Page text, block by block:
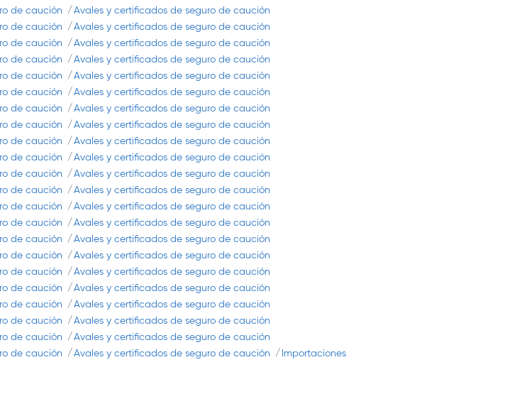
de caución
Avales y certificados de seguro de caución
de caución
Avales y certificados de seguro de caución
de caución
Avales y certificados de seguro de caución
de caución
Avales y certificados de seguro de caución
de caución
Avales y certificados de seguro de caución
de caución
Avales y certificados de seguro de caución
de caución
Avales y certificados de seguro de caución
de caución
Avales y certificados de seguro de caución
de caución
Avales y certificados de seguro de caución
de caución
Avales y certificados de seguro de caución
de caución
Avales y certificados de seguro de caución
de caución
Avales y certificados de seguro de caución
de caución
Avales y certificados de seguro de caución
de caución
Avales y certificados de seguro de caución
de caución
Avales y certificados de seguro de caución
de caución
Avales y certificados de seguro de caución
de caución
Avales y certificados de seguro de caución
de caución
Avales y certificados de seguro de caución
de caución
Avales y certificados de seguro de caución
de caución
Avales y certificados de seguro de caución
de caución
Avales y certificados de seguro de caución
de caución Avales y certificados de seguro de caución
Importaciones